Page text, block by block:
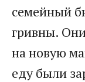
семейный
гривны.
на новую
еду были